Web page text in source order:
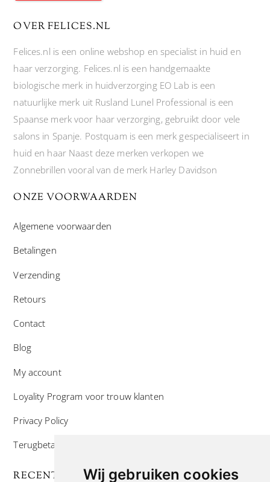
Wij gebruiken cookies
OVER FELICES.NL
Felices.nl is een online webshop en specialist in huid en
haar verzorging. Felices.nl is een handgemaakte
biologische merk in huidverzorging EO Lab is een
natuurlijke merk uit Rusland Lunel Professional is een
Spaanse merk voor haar verzorging, gebruikt door vele
salons in Spanje. Postquam is een merk gespecialiseert in
huid en haar Naast deze merken verkopen we
Zonnebrillen vooral van de merk Harley Davidson
ONZE VOORWAARDEN
Algemene voorwaarden
Betalingen
Verzending
Retours
Contact
Blog
My account
Loyality Program voor trouw klanten
Privacy Policy
Terugbetaal- en retourneringsbeleid
RECENTE POSTS